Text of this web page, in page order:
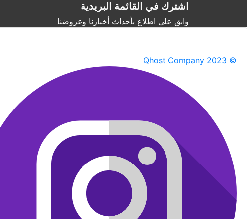
اشترك في القائمة البريدية
وابق على اطلاع بأحداث أخبارنا وعروضنا
Qhost Company 2023 ©